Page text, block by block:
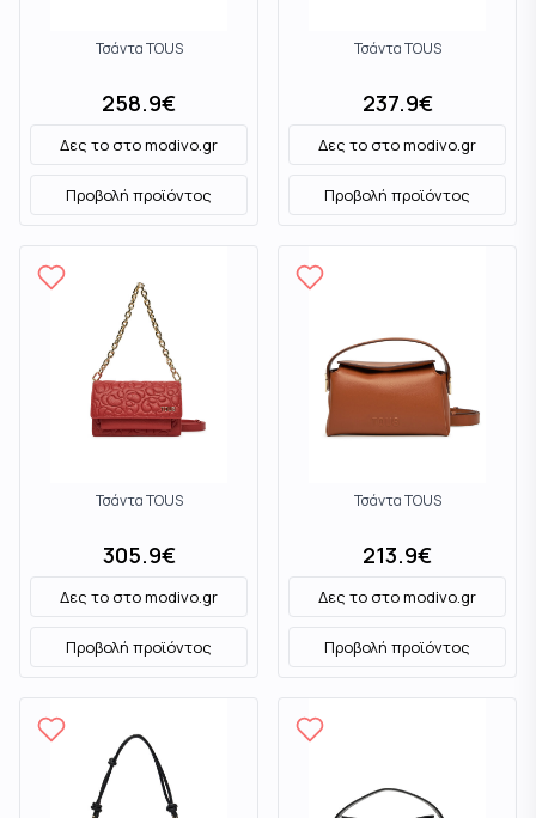
Τσάντα TOUS
258.9€
Δες το στοmodivo.gr
Προβολή προϊόντος
Τσάντα TOUS
237.9€
Δες το στοmodivo.gr
Προβολή προϊόντος
Τσάντα TOUS
305.9€
Δες το στοmodivo.gr
Προβολή προϊόντος
Τσάντα TOUS
213.9€
Δες το στοmodivo.gr
Προβολή προϊόντος